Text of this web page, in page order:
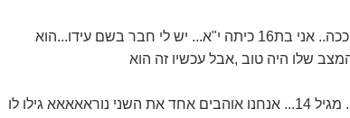
לי חבר בשם עידו...הוא
שלו היה טוב ,אבל עכשיו זה הוא
גילו לו